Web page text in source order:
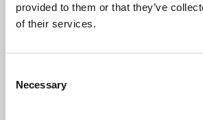
provided to them or that they’ve
of their services.
Selection
Necessary
事例の詳細